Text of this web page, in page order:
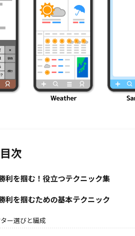
次
利を掴む！役立つテクニック集
利を掴むための基本テクニック
ー選びと編成